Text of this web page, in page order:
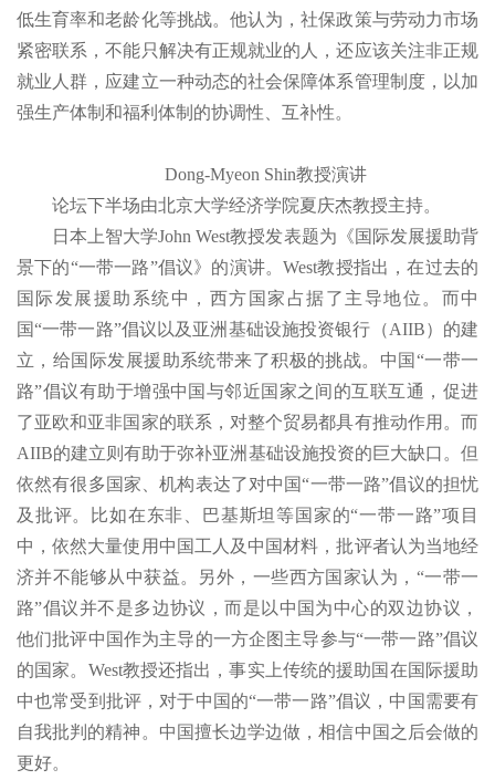
低生育率和老龄化等挑战。他认为，社保政策与劳动力市场
紧密联系，不能只解决有正规就业的人，还应该关注非正规
就业人群，应建立一种动态的社会保障体系管理制度，以加
强生产体制和福利体制的协调性、互补性。
Dong-Myeon Shin教授演讲
论坛下半场由北京大学经济学院夏庆杰教授主持。
日本上智大学John West教授发表题为《国际发展援助背
景下的“一带一路”倡议》的演讲。West教授指出，在过去的
国际发展援助系统中，西方国家占据了主导地位。而中
国“一带一路”倡议以及亚洲基础设施投资银行（AIIB）的建
立，给国际发展援助系统带来了积极的挑战。中国“一带一
路”倡议有助于增强中国与邻近国家之间的互联互通，促进
了亚欧和亚非国家的联系，对整个贸易都具有推动作用。而
AIIB的建立则有助于弥补亚洲基础设施投资的巨大缺口。但
依然有很多国家、机构表达了对中国“一带一路”倡议的担忧
及批评。比如在东非、巴基斯坦等国家的“一带一路”项目
中，依然大量使用中国工人及中国材料，批评者认为当地经
济并不能够从中获益。另外，一些西方国家认为，“一带一
路”倡议并不是多边协议，而是以中国为中心的双边协议，
他们批评中国作为主导的一方企图主导参与“一带一路”倡议
的国家。West教授还指出，事实上传统的援助国在国际援助
中也常受到批评，对于中国的“一带一路”倡议，中国需要有
自我批判的精神。中国擅长边学边做，相信中国之后会做的
更好。